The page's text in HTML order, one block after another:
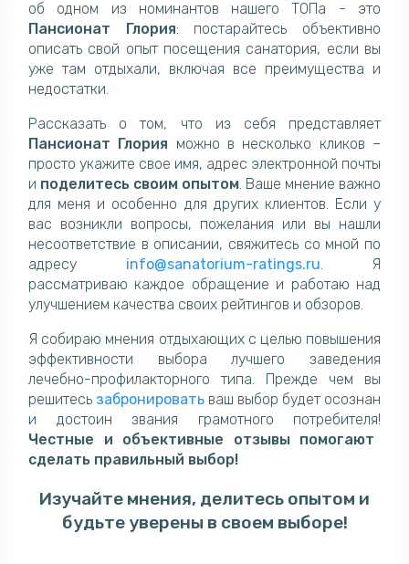
об одном из номинантов нашего ТОПа - это
Пансионат Глория: постарайтесь объективно
описать свой опыт посещения санатория, если вы
уже там отдыхали, включая все преимущества и
недостатки.
Рассказать о том, что из себя представляет
Пансионат Глория можно в несколько кликов –
просто укажите свое имя, адрес электронной почты
и поделитесь своим опытом. Ваше мнение важно
для меня и особенно для других клиентов. Если у
вас возникли вопросы, пожелания или вы нашли
несоответствие в описании, свяжитесь со мной по
адресу info@sanatorium-ratings.ru. Я
рассматриваю каждое обращение и работаю над
улучшением качества своих рейтингов и обзоров.
Я собираю мнения отдыхающих с целью повышения
эффективности выбора лучшего заведения
лечебно-профилакторного типа. Прежде чем вы
решитесь забронировать ваш выбор будет осознан
и достоин звания грамотного потребителя!
Честные и объективные отзывы помогают
сделать правильный выбор!
Изучайте мнения, делитесь опытом и
будьте уверены в своем выборе!